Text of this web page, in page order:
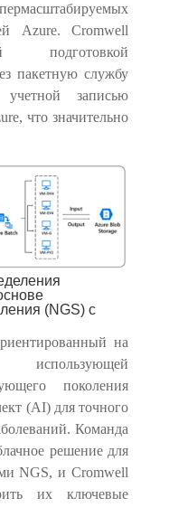
Azure. Cromwell
подготовкой
пакетную службу
записью
что значительно
(NGS) с
на
поколения
(AI) для точного
Команда
решение для
NGS, и Cromwell
их ключевые